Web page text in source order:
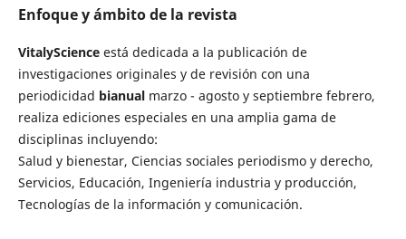
Enfoque y ámbito de la revista
VitalyScienceestá dedicada a la publicación de
investigaciones originales y de revisión con una
periodicidad bianual marzo - agosto y septiembre febrero,
realiza ediciones especiales en una amplia gama de
disciplinas incluyendo:
Salud y bienestar, Ciencias sociales periodismo y derecho,
Servicios, Educación, Ingeniería industria y producción,
Tecnologías de la información y comunicación.